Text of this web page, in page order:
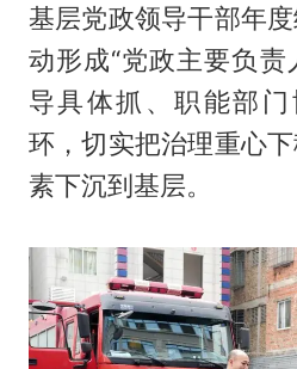
基层党政领导干部年
动形成“党政主要负
导具体抓、职能部
环，切实把治理重心
素下沉到基层。